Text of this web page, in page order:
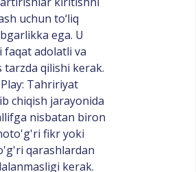
uchun to‘liq
ega. U
faqat adolatli va
tarzda qilishi kerak.
Tahririyat
chiqish jarayonida
nisbatan biron
fikr yoki
qarashlardan
kerak.